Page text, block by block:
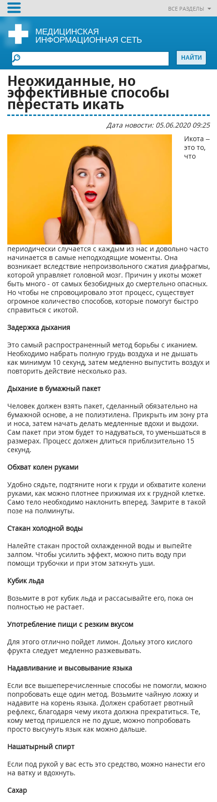
ВСЕ РАЗДЕЛЫ
МЕДИЦИНСКАЯ
ИНФОРМАЦИОННАЯ СЕТЬ
Неожиданные, но
эффективные способы
перестать икать
Дата новости: 05.06.2020 09:25
Икота –
это то,
что
периодически случается с каждым из нас и довольно часто
начинается в самые неподходящие моменты. Она
возникает вследствие непроизвольного сжатия диафрагмы,
которой управляет головной мозг. Причин у икоты может
быть много - от самых безобидных до смертельно опасных.
Но чтобы не спровоцировало этот процесс, существует
огромное количество способов, которые помогут быстро
справиться с икотой.
Задержка дыхания
Это самый распространенный метод борьбы с иканием.
Необходимо набрать полную грудь воздуха и не дышать
как минимум 10 секунд, затем медленно выпустить воздух и
повторить действие несколько раз.
Дыхание в бумажный пакет
Человек должен взять пакет, сделанный обязательно на
бумажной основе, а не полиэтилена. Прикрыть им зону рта
и носа, затем начать делать медленные вдохи и выдохи.
Сам пакет при этом будет то надуваться, то уменьшаться в
размерах. Процесс должен длиться приблизительно 15
секунд.
Обхват колен руками
Удобно сядьте, подтяните ноги к груди и обхватите колени
руками, как можно плотнее прижимая их к грудной клетке.
Само тело необходимо наклонить вперед. Замрите в такой
позе на полминуты.
Стакан холодной воды
Налейте стакан простой охлажденной воды и выпейте
залпом. Чтобы усилить эффект, можно пить воду при
помощи трубочки и при этом заткнуть уши.
Кубик льда
Возьмите в рот кубик льда и рассасывайте его, пока он
полностью не растает.
Употребление пищи с резким вкусом
Для этого отлично пойдет лимон. Дольку этого кислого
фрукта следует медленно разжевывать.
Надавливание и высовывание языка
Если все вышеперечисленные способы не помогли, можно
попробовать еще один метод. Возьмите чайную ложку и
надавите на корень языка. Должен сработает рвотный
рефлекс, благодаря чему икота должна прекратиться. Те,
кому метод пришелся не по душе, можно попробовать
просто высунуть язык как можно дальше.
Нашатырный спирт
Если под рукой у вас есть это средство, можно нанести его
на ватку и вдохнуть.
Сахар